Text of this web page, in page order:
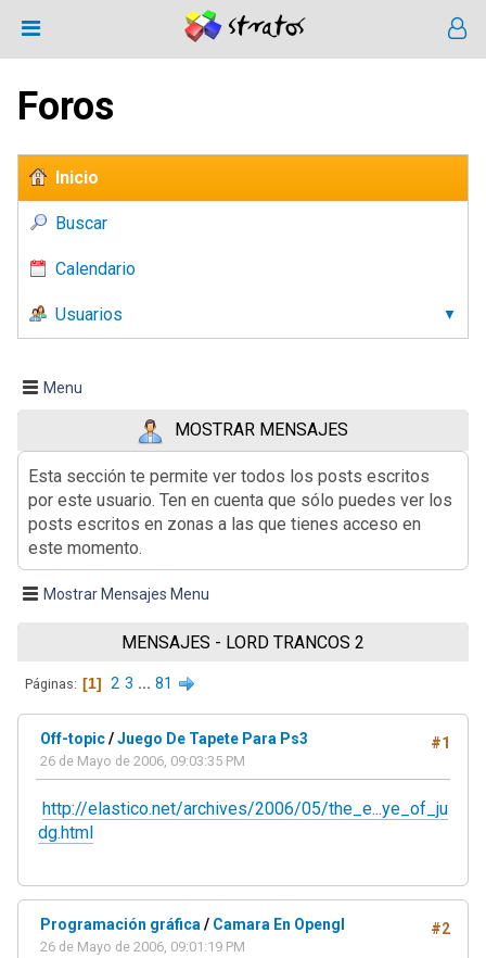
Foros
Inicio
Buscar
Calendario
Usuarios
Menu
MOSTRAR MENSAJES
Esta sección te permite ver todos los posts escritos
por este usuario. Ten en cuenta que sólo puedes ver los
posts escritos en zonas a las que tienes acceso en
este momento.
Mostrar Mensajes Menu
MENSAJES - LORD TRANCOS 2
Páginas 1 2 3 ... 81
#1
Off-topic/Juego De Tapete Para Ps3
26 de Mayo de 2006, 09:03:35 PM
http://elastico.net/archives/2006/05/the_e...ye_of_ju
dg.html
#2
Programación gráfica / Camara En Opengl
26 de Mayo de 2006, 09:01:19 PM